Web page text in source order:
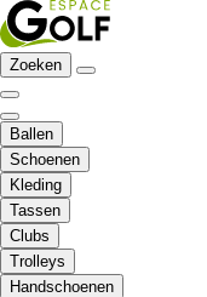
Zoeken
Ballen
Schoenen
Kleding
Tassen
Clubs
Trolleys
Handschoenen